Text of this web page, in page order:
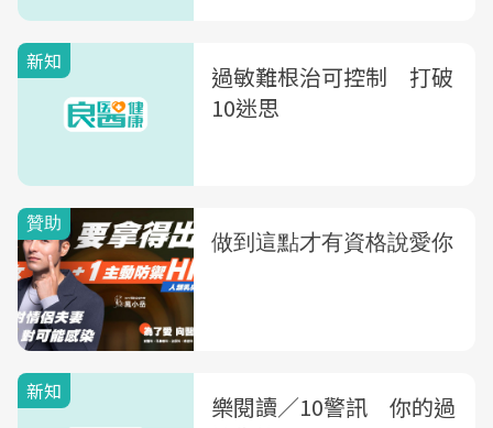
新知
過敏難根治可控制 打破
10迷思
新知
樂閱讀／10警訊 你的過